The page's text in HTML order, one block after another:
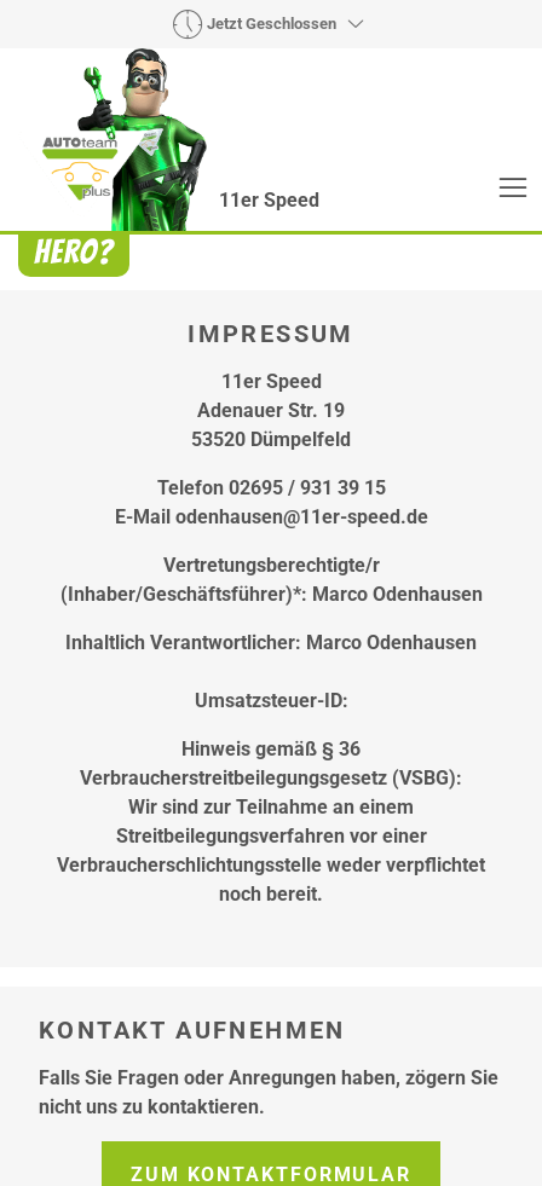
Jetzt Geschlossen
11er Speed
Heroes? Findet man bei uns!
Wie auch wir bringen Handmaker Herby, Rollin‘
jeden Wagen wieder auf die Bahn.
IMPRESSUM
11er Speed
Adenauer Str. 19
53520 Dümpelfeld
Telefon 02695 / 931 39 15
E-Mail odenhausen@11er-speed.de
Vertretungsberechtigte/r
(Inhaber/Geschäftsführer)*: Marco Odenhausen
Inhaltlich Verantwortlicher: Marco Odenhausen
Umsatzsteuer-ID:
Hinweis gemäß § 36
Verbraucherstreitbeilegungsgesetz (VSBG):
Wir sind zur Teilnahme an einem
Streitbeilegungsverfahren vor einer
Verbraucherschlichtungsstelle weder verpflichtet
noch bereit.
KONTAKT AUFNEHMEN
Falls Sie Fragen oder Anregungen haben, zögern Sie
nicht uns zu kontaktieren.
ZUM KONTAKTFORMULAR